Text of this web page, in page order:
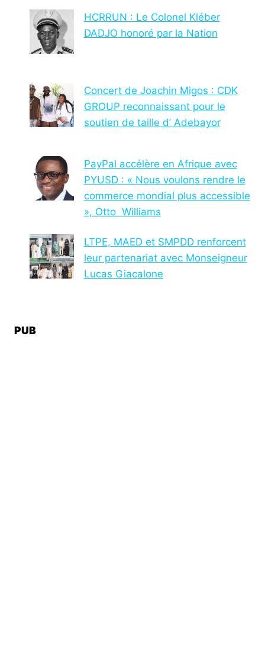
HCRRUN : Le Colonel Kléber
DADJO honoré par la Nation
Concert de Joachin Migos : CDK
GROUP reconnaissant pour le
soutien de taille d’ Adebayor
PayPal accélère en Afrique avec
PYUSD : « Nous voulons rendre le
commerce mondial plus accessible
», Otto Williams
LTPE, MAED et SMPDD renforcent
leur partenariat avec Monseigneur
Lucas Giacalone
PUB